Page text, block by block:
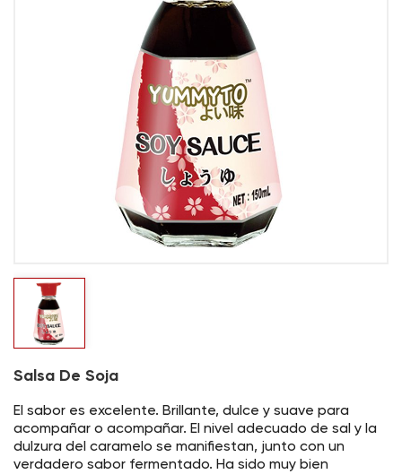
Salsa De Soja
El sabor es excelente. Brillante, dulce y suave para
acompañar o acompañar. El nivel adecuado de sal y la
dulzura del caramelo se manifiestan, junto con un
verdadero sabor fermentado. Ha sido muy bien